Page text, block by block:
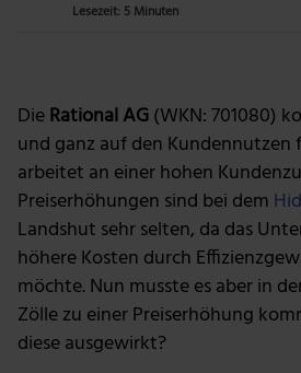
Lesezeit: 5 Minuten
DieRational AG(WKN: 701080)
und ganz auf den Kundennutzen
arbeitet an einer hohen
Preiserhöhungen sind bei dem
Landshut sehr selten, da das
höhere Kosten durch
möchte. Nun musste es aber in
Zölle zu einer Preiserhöhung
diese ausgewirkt?